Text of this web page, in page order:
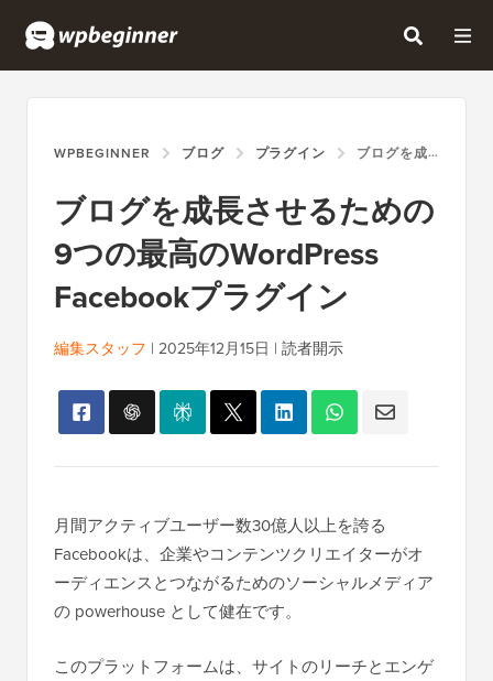
WPBEGINNER ブログ プラグイン ブログを成長させるための9つの最高のWORDPRESS FACEBOOKプラグイン
ブログを成長させるための
9つの最高のWordPress
Facebookプラグイン
編集スタッフ | 2025年12月15日 | 読者開示
月間アクティブユーザー数30億人以上を誇る
Facebookは、企業やコンテンツクリエイターがオ
ーディエンスとつながるためのソーシャルメディア
の powerhouse として健在です。
このプラットフォームは、サイトのリーチとエンゲ